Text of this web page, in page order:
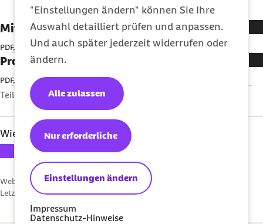
"Einstellungen ändern" können Sie Ihre
Auswahl detailliert prüfen und anpassen.
Und auch später jederzeit widerrufen oder
ändern.
Einstellungen ändern
Nur erforderliche
Alle zulassen
Impressum
Datenschutz-Hinweise
Mit Zellen statt Skalpellen
PDF, 4,82 MB
Prostata Symposium
PDF, 5,38 MB
Teilen auf
Wie bewerten Sie diesen Artikel?
Ihre Bewertung: 1 Stern
Ihre Bewertung: 2 Sterne
Ihre Bewertung: 3 Sterne
Ihre Bewertung: 4 Sterne
Ihre Bewertung: 5 Sterne
Webcode: p004288
Letzte Aktualisierung:01.12.2016